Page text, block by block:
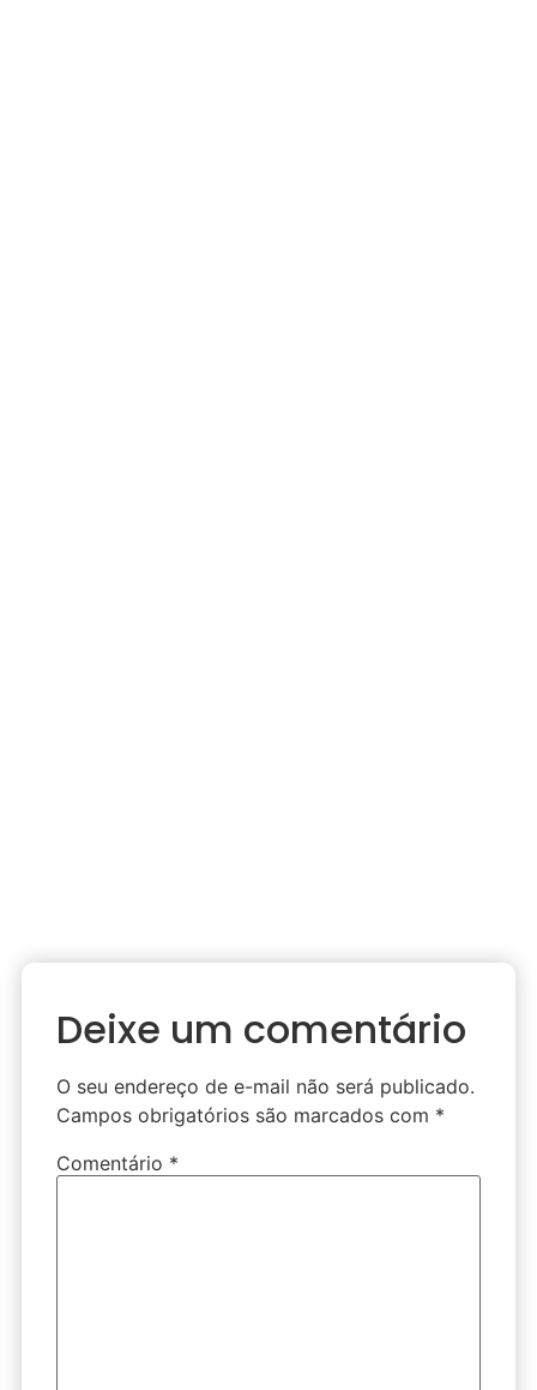
Deixe um comentário
O seu endereço de e-mail não será publicado.
Campos obrigatórios são marcados com *
Comentário *